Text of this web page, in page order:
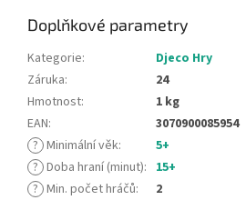
Doplňkové parametry
Kategorie:
Djeco Hry
Záruka:
24
Hmotnost:
1 kg
EAN:
3070900085954
? Minimální věk:
5+
? Doba hraní (minut): 15+
? Min. počet hráčů:
2